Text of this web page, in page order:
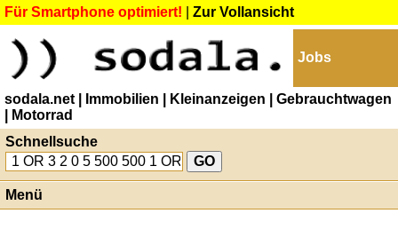
Für Smartphone optimiert! Zur Vollansicht
Jobs
sodala.net | Immobilien | Kleinanzeigen
| Gebrauchtwagen
| Motorrad
Schnellsuche
Menü